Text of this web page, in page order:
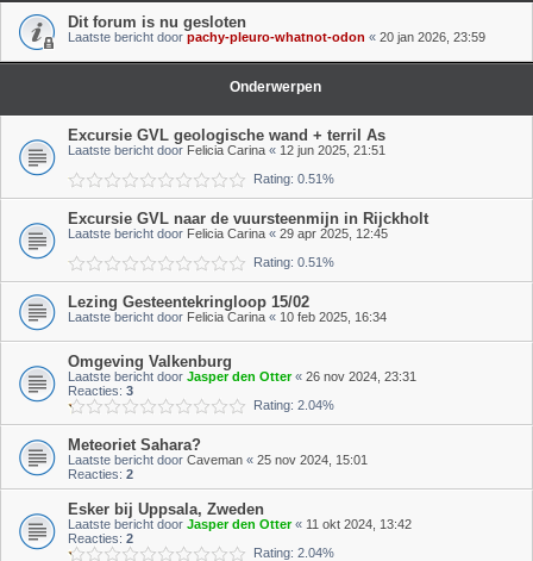
Dit forum is nu gesloten
Laatste bericht door pachy-pleuro-whatnot-odon « 20 jan 2026, 23:59
Onderwerpen
Excursie GVL geologische wand + terril As
Laatste bericht door Felicia Carina « 12 jun 2025, 21:51
Rating: 0.51%
Excursie GVL naar de vuursteenmijn in Rijckholt
Laatste bericht door Felicia Carina « 29 apr 2025, 12:45
Rating: 0.51%
Lezing Gesteentekringloop 15/02
Laatste bericht door Felicia Carina « 10 feb 2025, 16:34
Omgeving Valkenburg
Laatste bericht door Jasper den Otter« 26 nov 2024, 23:31
Reacties: 3
Rating: 2.04%
Meteoriet Sahara?
Laatste bericht door Caveman « 25 nov 2024, 15:01
Reacties: 2
Esker bij Uppsala, Zweden
Laatste bericht door Jasper den Otter« 11 okt 2024, 13:42
Reacties: 2
Rating: 2.04%